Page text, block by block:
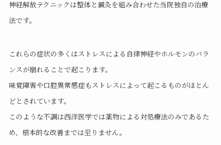
神経解放テクニックは整体と鍼灸を組み合わせた当院独自の治療
法です。
これらの症状の多くはストレスによる自律神経やホルモンのバラ
ンスが崩れることで起こります。
味覚障害や口腔異常感症もストレスによって起こるものがほとん
どとされています。
このような不調は西洋医学では薬物による対処療法のみであるた
め、根本的な改善までは至りません。